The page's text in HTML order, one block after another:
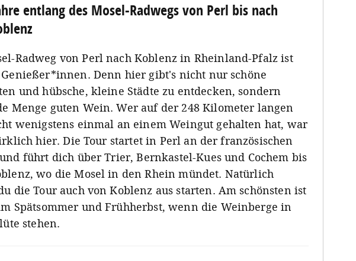
entlang des Mosel-Radwegs von Perl bis nach
Radweg von Perl nach Koblenz in Rheinland-Pfalz ist
Denn hier gibt's nicht nur schöne
und hübsche, kleine Städte zu entdecken, sondern
Menge guten Wein. Wer auf der 248 Kilometer langen
wenigstens einmal an einem Weingut gehalten hat, war
hier. Die Tour startet in Perl an der französischen
führt dich über Trier, Bernkastel-Kues und Cochem bis
wo die Mosel in den Rhein mündet. Natürlich
die Tour auch von Koblenz aus starten. Am schönsten ist
Spätsommer und Frühherbst, wenn die Weinberge in
stehen.